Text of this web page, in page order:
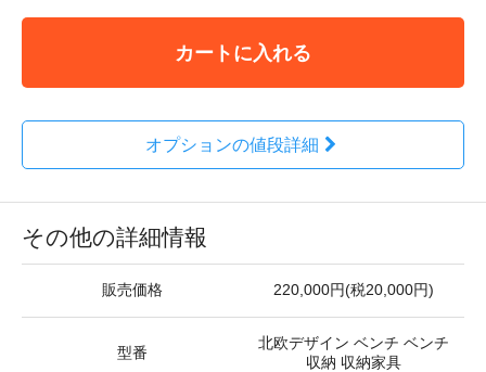
カートに入れる
オプションの値段詳細
その他の詳細情報
販売価格 220,000円(税20,000円)
型番
北欧デザイン ベンチ ベンチ
収納 収納家具